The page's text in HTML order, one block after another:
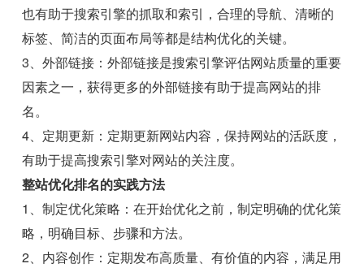
也有助于搜索引擎的抓取和索引，合理的导航、清晰的
标签、简洁的页面布局等都是结构优化的关键。
3、外部链接：外部链接是搜索引擎评估网站质量的重要
因素之一，获得更多的外部链接有助于提高网站的排
名。
4、定期更新：定期更新网站内容，保持网站的活跃度，
有助于提高搜索引擎对网站的关注度。
整站优化排名的实践方法
1、制定优化策略：在开始优化之前，制定明确的优化策
略，明确目标、步骤和方法。
2、内容创作：定期发布高质量、有价值的内容，满足用